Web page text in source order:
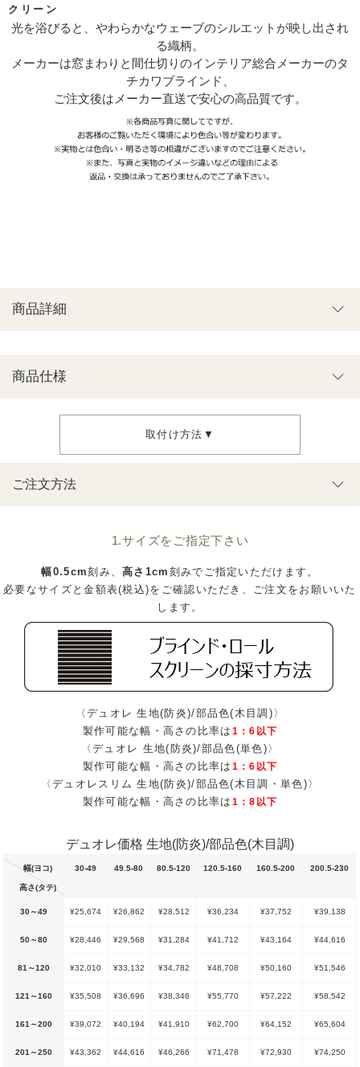
クリーン
光を浴びると、やわらかなウェーブのシルエットが映し出され
る織柄。
メーカーは窓まわりと間仕切りのインテリア総合メーカーのタ
チカワブラインド、
ご注文後はメーカー直送で安心の高品質です。
ご注文方法
1.サイズをご指定下さい
幅0.5cm刻み、高さ1cm 刻みでご指定いただけます。
必要なサイズと金額表(税込)をご確認いただき、ご注文をお願いいた
します。
〈デュオレ 生地(防炎)/部品色(木目調)〉
製作可能な幅・高さの比率は 1：6以下
〈デュオレ 生地(防炎)/部品色(単色)〉
製作可能な幅・高さの比率は 1：6以下
〈デュオレスリム 生地(防炎)/部品色(木目調・単色)〉
製作可能な幅・高さの比率は 1：8以下
デュオレ価格 生地(防炎)/部品色(木目調)
幅(ヨコ)
高さ(タテ)
30-49 49.5-80 80.5-120 120.5-160 160.5-200 200.5-230
30～49 ¥25,674 ¥26,862 ¥28,512 ¥36,234 ¥37,752 ¥39,138
50～80 ¥28,446 ¥29,568 ¥31,284 ¥41,712 ¥43,164 ¥44,616
81～120 ¥32,010 ¥33,132 ¥34,782 ¥48,708 ¥50,160 ¥51,546
121～160 ¥35,508 ¥36,696 ¥38,346 ¥55,770 ¥57,222 ¥58,542
161～200 ¥39,072 ¥40,194 ¥41,910 ¥62,700 ¥64,152 ¥65,604
201～250 ¥43,362 ¥44,616 ¥46,266 ¥71,478 ¥72,930 ¥74,250
商品詳細
商品仕様
取付け方法▼